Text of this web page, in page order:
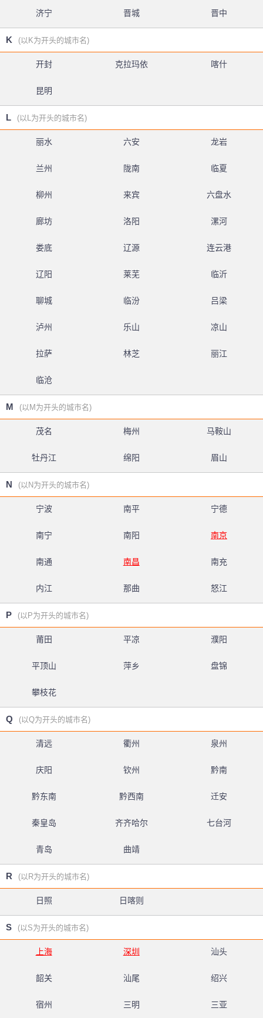
济宁 晋城 晋中
K (以K为开头的城市名)
开封 克拉玛依 喀什
昆明
L (以L为开头的城市名)
丽水 六安 龙岩
兰州 陇南 临夏
柳州 来宾 六盘水
廊坊 洛阳 漯河
娄底 辽源 连云港
辽阳 莱芜 临沂
聊城 临汾 吕梁
泸州 乐山 凉山
拉萨 林芝 丽江
临沧
M (以M为开头的城市名)
茂名 梅州 马鞍山
牡丹江 绵阳 眉山
N (以N为开头的城市名)
宁波 南平 宁德
南宁 南阳 南京
南通 南昌 南充
内江 那曲 怒江
P (以P为开头的城市名)
莆田 平凉 濮阳
平顶山 萍乡 盘锦
攀枝花
Q (以Q为开头的城市名)
清远 衢州 泉州
庆阳 钦州 黔南
黔东南 黔西南 迁安
秦皇岛 齐齐哈尔 七台河
青岛 曲靖
R (以R为开头的城市名)
日照 日喀则
S (以S为开头的城市名)
上海 深圳 汕头
韶关 汕尾 绍兴
宿州 三明 三亚